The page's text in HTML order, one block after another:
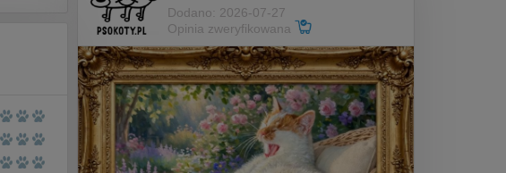
Dodano: 2026-07-27
Opinia zweryfikowana